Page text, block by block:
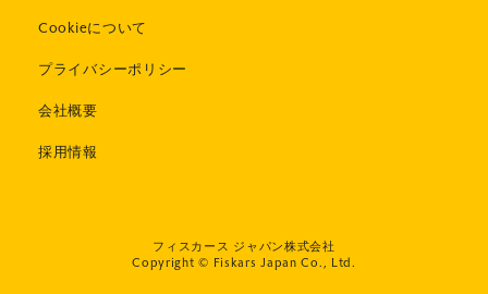
Cookieについて
プライバシーポリシー
会社概要
採用情報
フィスカース ジャパン株式会社
Copyright © Fiskars Japan Co., Ltd.